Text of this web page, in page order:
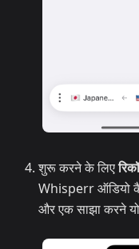
शुरू करने के लिए
Whisperr ऑडियो
और एक साझा करने